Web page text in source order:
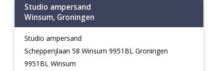
Studio ampersand
Winsum, Groningen
Studio ampersand
Schepperijlaan 58 Winsum 9951BL Groningen
9951BL Winsum